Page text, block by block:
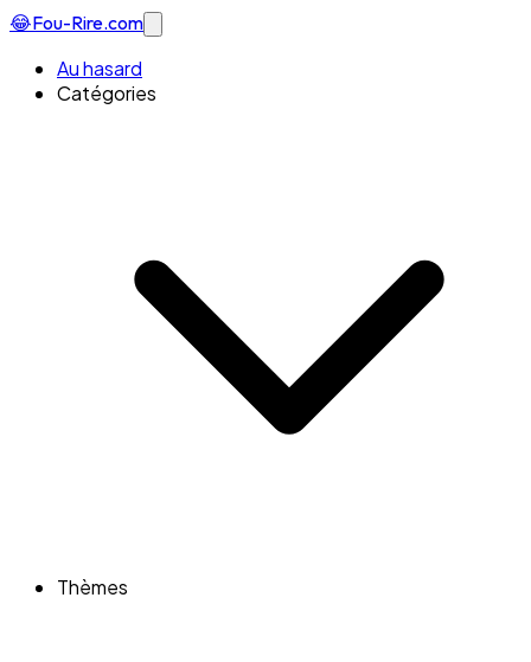
😂Fou-Rire.com
Au hasard
Catégories
Thèmes